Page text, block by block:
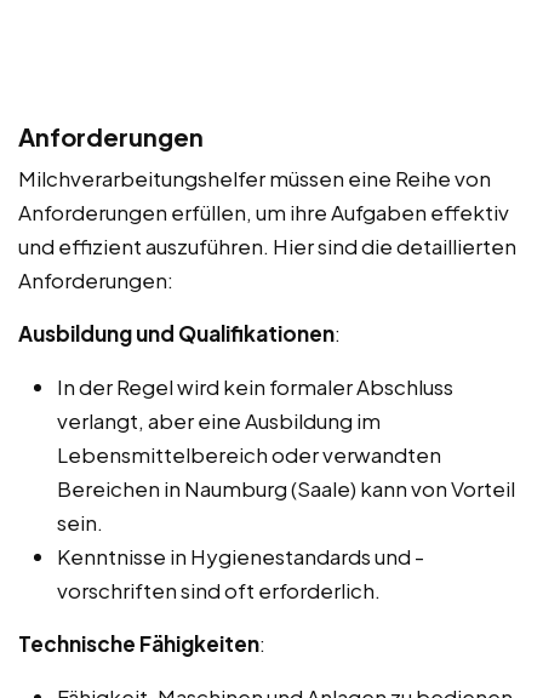
Anforderungen
Milchverarbeitungshelfer müssen eine Reihe von
Anforderungen erfüllen, um ihre Aufgaben effektiv
und effizient auszuführen. Hier sind die detaillierten
Anforderungen:
Ausbildung und Qualifikationen:
In der Regel wird kein formaler Abschluss
verlangt, aber eine Ausbildung im
Lebensmittelbereich oder verwandten
Bereichen in Naumburg (Saale) kann von Vorteil
sein.
Kenntnisse in Hygienestandards und -
vorschriften sind oft erforderlich.
Technische Fähigkeiten: